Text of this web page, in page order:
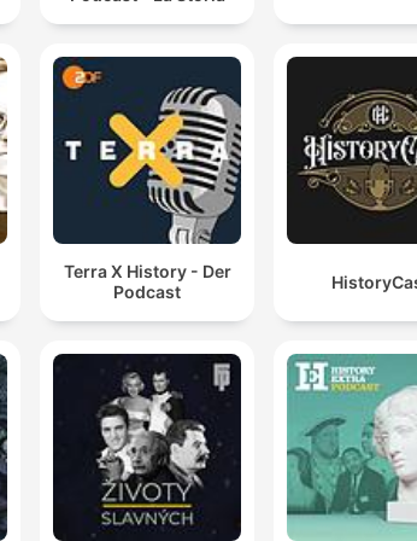
Terra X History - Der
Podcast